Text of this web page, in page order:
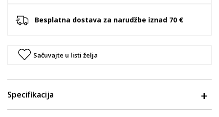
Besplatna dostava za narudžbe iznad 70 €
Sačuvajte u listi želja
Specifikacija